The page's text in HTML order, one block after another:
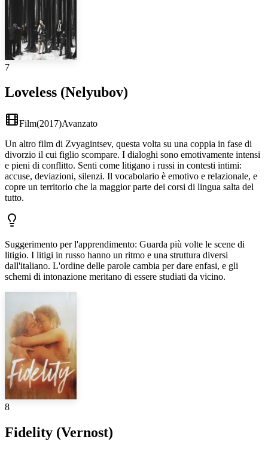
7
Loveless (Nelyubov)
Film(2017)Avanzato
Un altro film di Zvyagintsev, questa volta su una coppia in fase di
divorzio il cui figlio scompare. I dialoghi sono emotivamente intensi
e pieni di conflitto. Senti come litigano i russi in contesti intimi:
accuse, deviazioni, silenzi. Il vocabolario è emotivo e relazionale, e
copre un territorio che la maggior parte dei corsi di lingua salta del
tutto.
Suggerimento per l'apprendimento: Guarda più volte le scene di
litigio. I litigi in russo hanno un ritmo e una struttura diversi
dall'italiano. L'ordine delle parole cambia per dare enfasi, e gli
schemi di intonazione meritano di essere studiati da vicino.
8
Fidelity (Vernost)